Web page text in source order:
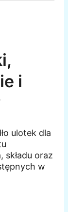
i
ulotek dla
składu oraz
w